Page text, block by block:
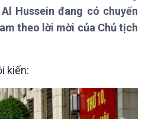
Hussein đang có chuyến
theo lời mời của Chủ tịch
kiến: